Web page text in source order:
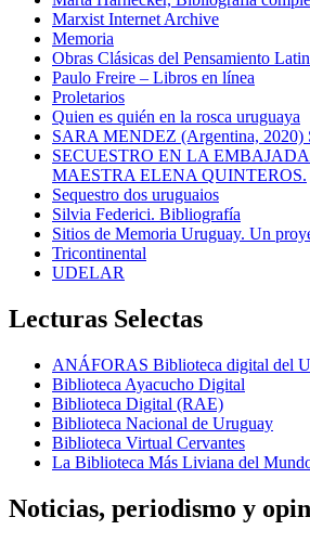
Marxist Internet Archive
Memoria
Obras Clásicas del Pensamiento
Paulo Freire – Libros en línea
Proletarios
Quien es quién en la rosca uruguaya
SARA MENDEZ (Argentina, 2020)
SECUESTRO EN LA
MAESTRA ELENA QUINTEROS.
Sequestro dos uruguaios
Silvia Federici. Bibliografía
Sitios de Memoria Uruguay. Un
Tricontinental
UDELAR
Lecturas Selectas
ANÁFORAS Biblioteca digital del
Biblioteca Ayacucho Digital
Biblioteca Digital (RAE)
Biblioteca Nacional de Uruguay
Biblioteca Virtual Cervantes
La Biblioteca Más Liviana del
Noticias, periodismo y